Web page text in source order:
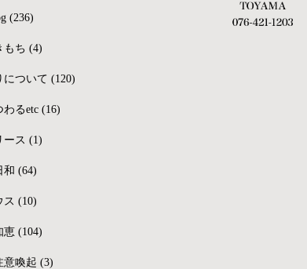
(236)
もち (4)
について (120)
わるetc (16)
ース (1)
和 (64)
ス (10)
恵 (104)
意喚起 (3)